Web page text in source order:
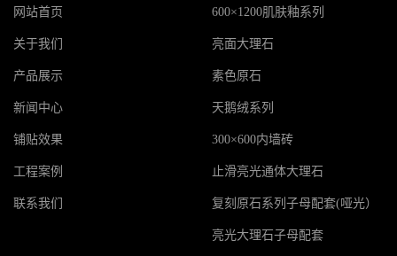
网站首页
关于我们
产品展示
新闻中心
铺贴效果
工程案例
联系我们
600×1200肌肤釉系列
亮面大理石
素色原石
天鹅绒系列
300×600内墙砖
止滑亮光通体大理石
复刻原石系列子母配套(哑光）
亮光大理石子母配套